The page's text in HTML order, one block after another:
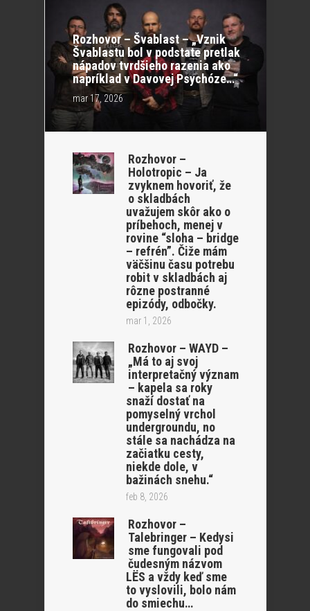
Rozhovor – Švablast – „Vznik
Švablastu bol v podstate pretlak
nápadov tvrdšieho razenia ako
napríklad v Davovej Psychóze…“
mar 17, 2026
Rozhovor –
Holotropic – Ja
zvyknem hovoriť, že
o skladbách
uvažujem skôr ako o
príbehoch, menej v
rovine “sloha – bridge
– refrén”. Čiže mám
väčšinu času potrebu
robit v skladbách aj
rôzne postranné
epizódy, odbočky.
mar 1, 2026
Rozhovor – WAYD –
„Má to aj svoj
interpretačný význam
– kapela sa roky
snaží dostať na
pomyselný vrchol
undergroundu, no
stále sa nachádza na
začiatku cesty,
niekde dole, v
bažinách snehu.“
feb 8, 2026
Rozhovor –
Talebringer – Kedysi
sme fungovali pod
čudesným názvom
LËS a vždy keď sme
to vyslovili, bolo nám
do smiechu…